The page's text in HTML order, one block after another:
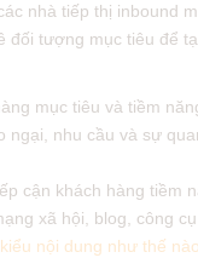
nhà tiếp thị inbound
đối tượng mục tiêu để
mục tiêu và tiềm
ngại, nhu cầu và sự
cận khách hàng tiềm
xã hội, blog, công
nội dung như thế